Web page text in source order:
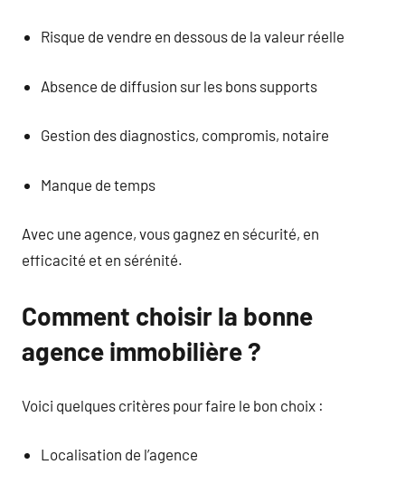
Risque de vendre en dessous de la valeur réelle
Absence de diffusion sur les bons supports
Gestion des diagnostics, compromis, notaire
Manque de temps
Avec une agence, vous gagnez en sécurité, en
efficacité et en sérénité.
Comment choisir la bonne
agence immobilière ?
Voici quelques critères pour faire le bon choix :
Localisation de l’agence